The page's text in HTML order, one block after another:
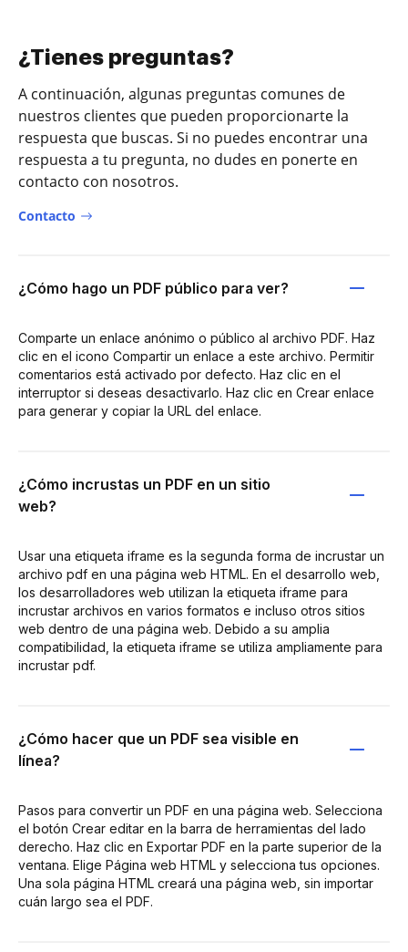
¿Tienes preguntas?
A continuación, algunas preguntas comunes de
nuestros clientes que pueden proporcionarte la
respuesta que buscas. Si no puedes encontrar una
respuesta a tu pregunta, no dudes en ponerte en
contacto con nosotros.
Contacto
¿Cómo hago un PDF público para ver?
Comparte un enlace anónimo o público al archivo PDF. Haz
clic en el icono Compartir un enlace a este archivo. Permitir
comentarios está activado por defecto. Haz clic en el
interruptor si deseas desactivarlo. Haz clic en Crear enlace
para generar y copiar la URL del enlace.
¿Cómo incrustas un PDF en un sitio
web?
Usar una etiqueta iframe es la segunda forma de incrustar un
archivo pdf en una página web HTML. En el desarrollo web,
los desarrolladores web utilizan la etiqueta iframe para
incrustar archivos en varios formatos e incluso otros sitios
web dentro de una página web. Debido a su amplia
compatibilidad, la etiqueta iframe se utiliza ampliamente para
incrustar pdf.
¿Cómo hacer que un PDF sea visible en
línea?
Pasos para convertir un PDF en una página web. Selecciona
el botón Crear editar en la barra de herramientas del lado
derecho. Haz clic en Exportar PDF en la parte superior de la
ventana. Elige Página web HTML y selecciona tus opciones.
Una sola página HTML creará una página web, sin importar
cuán largo sea el PDF.